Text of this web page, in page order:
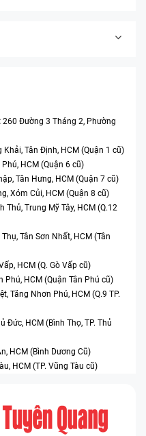
260 Đường 3 Tháng 2, Phường
Khải, Tân Định, HCM (Quận 1 cũ)
HCM (Quận 6 cũ)
Tân Hưng, HCM (Quận 7 cũ)
Xóm Củi, HCM (Quận 8 cũ)
Thủ, Trung Mỹ Tây, HCM (Q.12
Tân Sơn Nhất, HCM (Tân
HCM (Q. Gò Vấp cũ)
Phú, HCM (Quận Tân Phú cũ)
Tăng Nhơn Phú, HCM (Q.9 TP.
Đức, HCM (Bình Thọ, TP. Thủ
HCM (Bình Dương Cũ)
HCM (TP. Vũng Tàu cũ)